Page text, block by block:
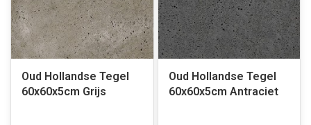
Oud Hollandse Tegel
60x60x5cm Grijs
Oud Hollandse Tegel
60x60x5cm Antraciet